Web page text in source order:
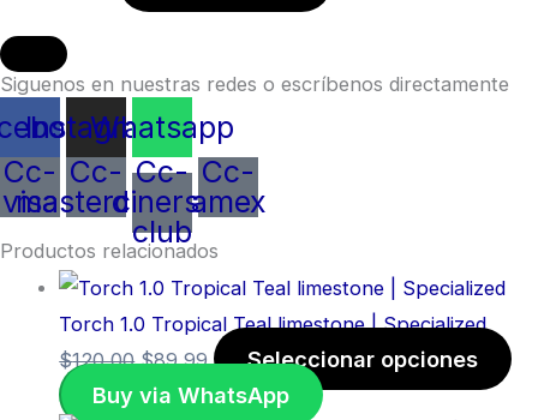
Siguenos en nuestras redes o escríbenos directamente
Instagram
Whatsapp
Cc-
visa
Cc-
mastercard
Cc-
diners-
club
Cc-
amex
Productos relacionados
Torch 1.0 Tropical Teal limestone | Specialized
$120,00 $89,99
Seleccionar opciones
Buy via WhatsApp